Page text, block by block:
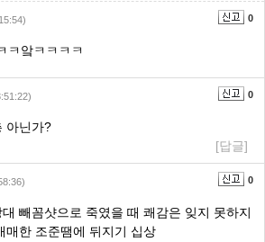
0
ㅋ앜ㅋㅋㅋㅋ
0
아닌가?
[답글]
0
빼꼼샷으로 죽였을 때 쾌감은 잊지 못하지
매한 조준땜에 뒤지기 십상